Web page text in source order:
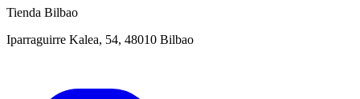
Tienda Bilbao
Iparraguirre Kalea, 54, 48010 Bilbao